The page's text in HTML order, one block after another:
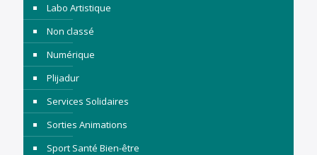
Labo Artistique
Non classé
Numérique
Plijadur
Services Solidaires
Sorties Animations
Sport Santé Bien-être